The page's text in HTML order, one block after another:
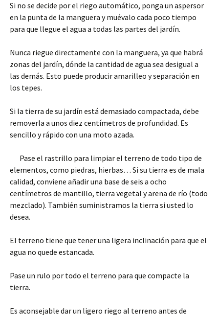
Si no se decide por el riego automático, ponga un aspersor
en la punta de la manguera y muévalo cada poco tiempo
para que llegue el agua a todas las partes del jardín.
Nunca riegue directamente con la manguera, ya que habrá
zonas del jardín, dónde la cantidad de agua sea desigual a
las demás. Esto puede producir amarilleo y separación en
los tepes.
Si la tierra de su jardín está demasiado compactada, debe
removerla a unos diez centímetros de profundidad. Es
sencillo y rápido con una moto azada.
Pase el rastrillo para limpiar el terreno de todo tipo de
elementos, como piedras, hierbas… Si su tierra es de mala
calidad, conviene añadir una base de seis a ocho
centímetros de mantillo, tierra vegetal y arena de río (todo
mezclado). También suministramos la tierra si usted lo
desea.
El terreno tiene que tener una ligera inclinación para que el
agua no quede estancada.
Pase un rulo por todo el terreno para que compacte la
tierra.
Es aconsejable dar un ligero riego al terreno antes de